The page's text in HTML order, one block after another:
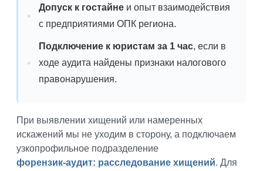
Допуск к гостайне и опыт взаимодействия
с предприятиями ОПК региона.
Подключение к юристам за 1 час, если в
ходе аудита найдены признаки налогового
правонарушения.
При выявлении хищений или намеренных
искажений мы не уходим в сторону, а подключаем
узкопрофильное подразделение
форензик-аудит: расследование хищений. Для